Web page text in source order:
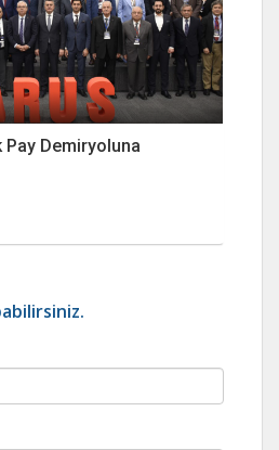
Pay Demiryoluna